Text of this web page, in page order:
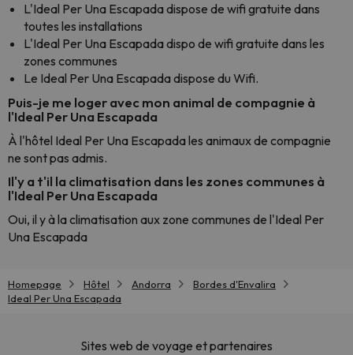
L'Ideal Per Una Escapada dispose de wifi gratuite dans
toutes les installations
L'Ideal Per Una Escapada dispo de wifi gratuite dans les
zones communes
Le Ideal Per Una Escapada dispose du Wifi.
Puis-je me loger avec mon animal de compagnie à
l'Ideal Per Una Escapada
À l'hôtel Ideal Per Una Escapada les animaux de compagnie
ne sont pas admis.
Il'y a t'il la climatisation dans les zones communes à
l'Ideal Per Una Escapada
Oui, il y à la climatisation aux zone communes de l'Ideal Per
Una Escapada
Homepage Hôtel Andorra
Bordes d'Envalira
Ideal Per Una Escapada
Sites web de voyage et partenaires